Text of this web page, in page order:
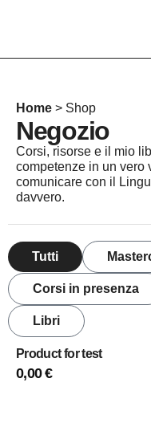
Home > Shop
Negozio
Corsi, risorse e il mio
competenze in un vero
comunicare con il
davvero.
Corsi in presenza
Libri
Tutti
Product for test
0,00€